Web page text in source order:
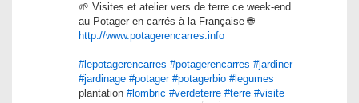
🌱 Visites et atelier vers de terre ce week-end
au Potager en carrés à la Française 🌐
http://www.potagerencarres.info
#lepotagerencarres #potagerencarres #jardiner
#jardinage #potager #potagerbio #legumes
plantation #lombric #verdeterre #terre #visite